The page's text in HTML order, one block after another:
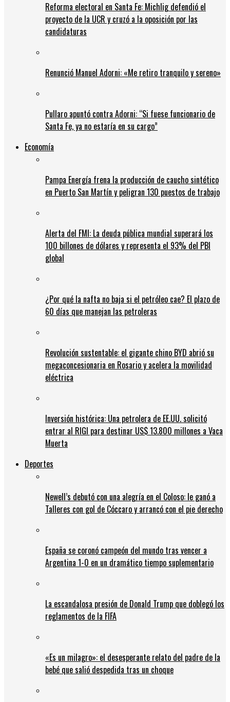
Reforma electoral en Santa Fe: Michlig defendió el
proyecto de la UCR y cruzó a la oposición por las
candidaturas
Renunció Manuel Adorni: «Me retiro tranquilo y sereno»
Pullaro apuntó contra Adorni: “Si fuese funcionario de
Santa Fe, ya no estaría en su cargo”
Economía
Pampa Energía frena la producción de caucho sintético
en Puerto San Martín y peligran 130 puestos de trabajo
Alerta del FMI: La deuda pública mundial superará los
100 billones de dólares y representa el 93% del PBI
global
¿Por qué la nafta no baja si el petróleo cae? El plazo de
60 días que manejan las petroleras
Revolución sustentable: el gigante chino BYD abrió su
megaconcesionaria en Rosario y acelera la movilidad
eléctrica
Inversión histórica: Una petrolera de EE.UU. solicitó
entrar al RIGI para destinar US$ 13.800 millones a Vaca
Muerta
Deportes
Newell’s debutó con una alegría en el Coloso: le ganó a
Talleres con gol de Cóccaro y arrancó con el pie derecho
España se coronó campeón del mundo tras vencer a
Argentina 1-0 en un dramático tiempo suplementario
La escandalosa presión de Donald Trump que doblegó los
reglamentos de la FIFA
«Es un milagro»: el desesperante relato del padre de la
bebé que salió despedida tras un choque